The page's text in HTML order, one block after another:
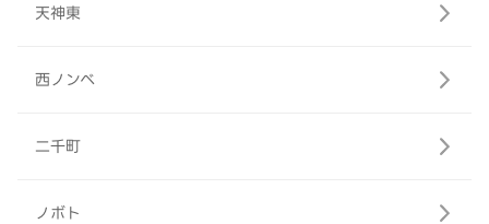
天神東
西ノンベ
二千町
ノボト